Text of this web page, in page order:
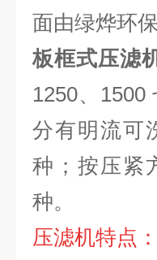
面由绿烨环保
板框式压滤
1250、
分有明流可
种；按压紧
种。
压滤机特点：